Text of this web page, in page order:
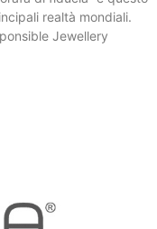
realtà mondiali.
Jewellery